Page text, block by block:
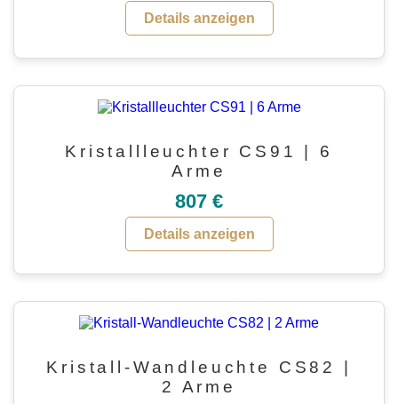
Details anzeigen
Kristallleuchter CS91 | 6
Arme
807 €
Details anzeigen
Kristall-Wandleuchte CS82 |
2 Arme